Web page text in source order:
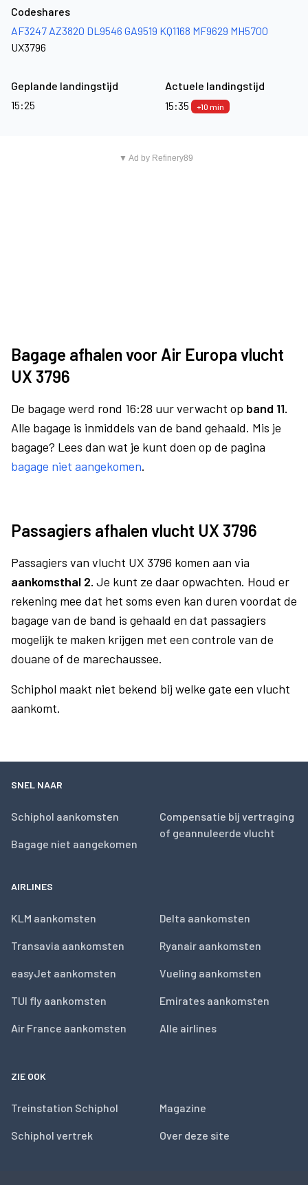
Codeshares
AF3247 AZ3820 DL9546 GA9519 KQ1168 MF9629 MH5700
UX3796
Geplande landingstijd
15:25
Actuele landingstijd
15:35
+10 min
▼ Ad by Refinery89
Bagage afhalen voor Air Europa vlucht
UX 3796
De bagage werd rond 16:28 uur verwacht op band 11.
Alle bagage is inmiddels van de band gehaald. Mis je
bagage? Lees dan wat je kunt doen op de pagina
bagage niet aangekomen.
Passagiers afhalen vlucht UX 3796
Passagiers van vlucht UX 3796 komen aan via
aankomsthal 2. Je kunt ze daar opwachten. Houd er
rekening mee dat het soms even kan duren voordat de
bagage van de band is gehaald en dat passagiers
mogelijk te maken krijgen met een controle van de
douane of de marechaussee.
Schiphol maakt niet bekend bij welke gate een vlucht
aankomt.
SNEL NAAR
Schiphol aankomsten
Bagage niet aangekomen
Compensatie bij vertraging
of geannuleerde vlucht
AIRLINES
KLM aankomsten
Transavia aankomsten
easyJet aankomsten
TUI fly aankomsten
Air France aankomsten
Delta aankomsten
Ryanair aankomsten
Vueling aankomsten
Emirates aankomsten
Alle airlines
ZIE OOK
Treinstation Schiphol
Schiphol vertrek
Magazine
Over deze site